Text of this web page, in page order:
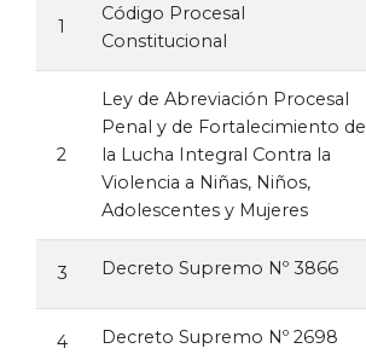
1
Código Procesal
Constitucional
2
Ley de Abreviación Procesal
Penal y de Fortalecimiento de
la Lucha Integral Contra la
Violencia a Niñas, Niños,
Adolescentes y Mujeres
3 Decreto Supremo Nº 3866
4 Decreto Supremo Nº 2698